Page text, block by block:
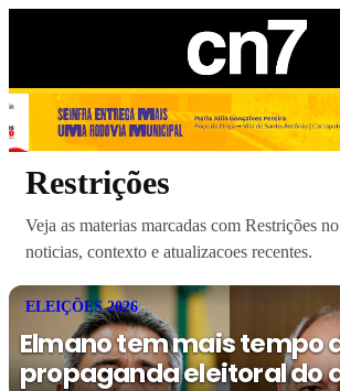
Restrições
Veja as materias marcadas com Restrições
noticias, contexto e atualizacoes recentes.
ELEIÇÕES 2026
Elmano tem mais tempo
propaganda eleitoral do